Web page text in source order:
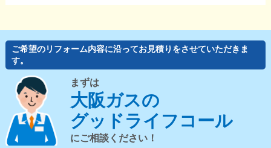
ご希望のリフォーム内容に沿ってお見積りをさせていただきま
す。
まずは
大阪ガスの
グッドライフコール
にご相談ください！